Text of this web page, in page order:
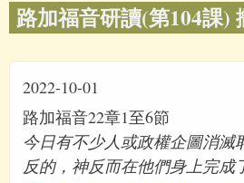
路加福音研讀(第104課)
2022-10-01
路加福音22章1至6節
今日有不少人或政權企圖消滅
反的，神反而在他們身上完成